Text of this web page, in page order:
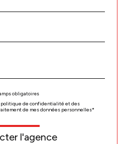
obligatoires
politique de confidentialité et des
de mes données personnelles*
l'agence